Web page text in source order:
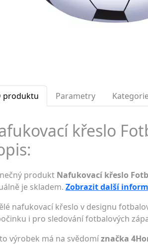
produktu Parametry
křeslo
produkt Nafukovací křeslo
je skladem. Zobrazit další
nafukovací křeslo v designu
i pro sledování fotbalových
výrobek má na svědomíznačka